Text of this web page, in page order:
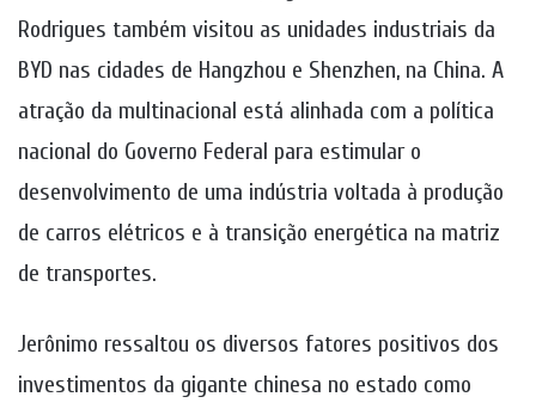
Rodrigues também visitou as unidades industriais da
BYD nas cidades de Hangzhou e Shenzhen, na China. A
atração da multinacional está alinhada com a política
nacional do Governo Federal para estimular o
desenvolvimento de uma indústria voltada à produção
de carros elétricos e à transição energética na matriz
de transportes.
Jerônimo ressaltou os diversos fatores positivos dos
investimentos da gigante chinesa no estado como